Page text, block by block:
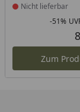
Nicht lieferbar
-51%
Zum